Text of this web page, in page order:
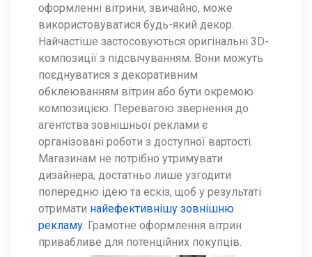
оформленні вітрини, звичайно, може
використовуватися будь-який декор.
Найчастіше застосовуються оригінальні 3D-
композиції з підсвічуванням. Вони можуть
поєднуватися з декоративним
обклеюванням вітрин або бути окремою
композицією. Перевагою звернення до
агентства зовнішньої реклами є
організовані роботи з доступної вартості.
Магазинам не потрібно утримувати
дизайнера, достатньо лише узгодити
попередню ідею та ескіз, щоб у результаті
отримати найефективнішу зовнішню
рекламу . Грамотне оформлення вітрин
привабливе для потенційних покупців.